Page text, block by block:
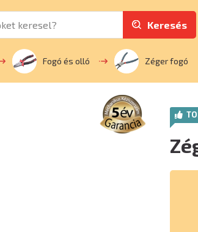
Keresés
Fogó és olló Zéger fogó